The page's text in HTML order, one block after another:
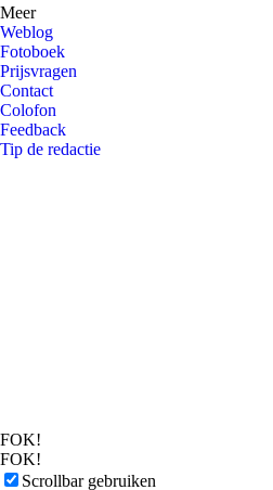
Meer
Weblog
Fotoboek
Prijsvragen
Contact
Colofon
Feedback
Tip de redactie
FOK!
FOK!
Scrollbar gebruiken